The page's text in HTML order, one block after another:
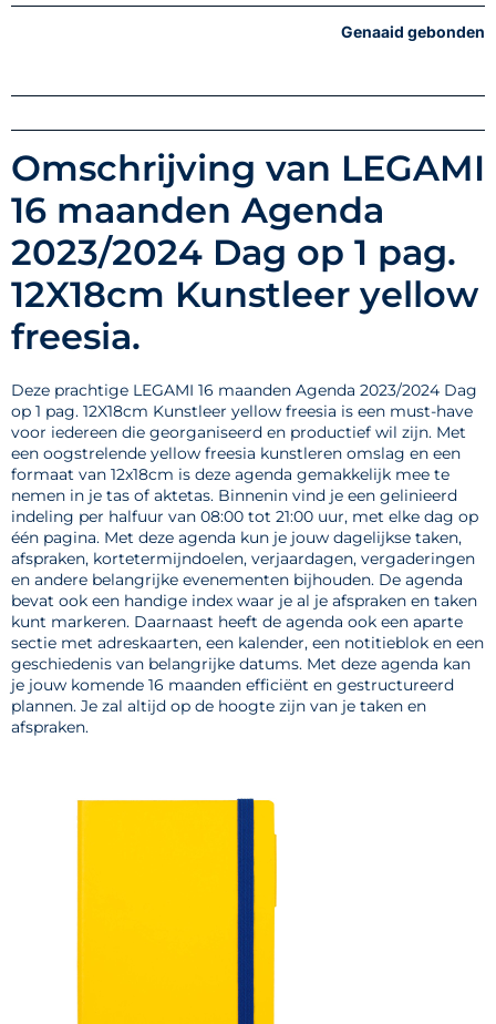
Genaaid gebonden
Omschrijving van LEGAMI
16 maanden Agenda
2023/2024 Dag op 1 pag.
12X18cm Kunstleer yellow
freesia.
Deze prachtige LEGAMI 16 maanden Agenda 2023/2024 Dag
op 1 pag. 12X18cm Kunstleer yellow freesia is een must-have
voor iedereen die georganiseerd en productief wil zijn. Met
een oogstrelende yellow freesia kunstleren omslag en een
formaat van 12x18cm is deze agenda gemakkelijk mee te
nemen in je tas of aktetas. Binnenin vind je een gelinieerd
indeling per halfuur van 08:00 tot 21:00 uur, met elke dag op
één pagina. Met deze agenda kun je jouw dagelijkse taken,
afspraken, kortetermijndoelen, verjaardagen, vergaderingen
en andere belangrijke evenementen bijhouden. De agenda
bevat ook een handige index waar je al je afspraken en taken
kunt markeren. Daarnaast heeft de agenda ook een aparte
sectie met adreskaarten, een kalender, een notitieblok en een
geschiedenis van belangrijke datums. Met deze agenda kan
je jouw komende 16 maanden efficiënt en gestructureerd
plannen. Je zal altijd op de hoogte zijn van je taken en
afspraken.